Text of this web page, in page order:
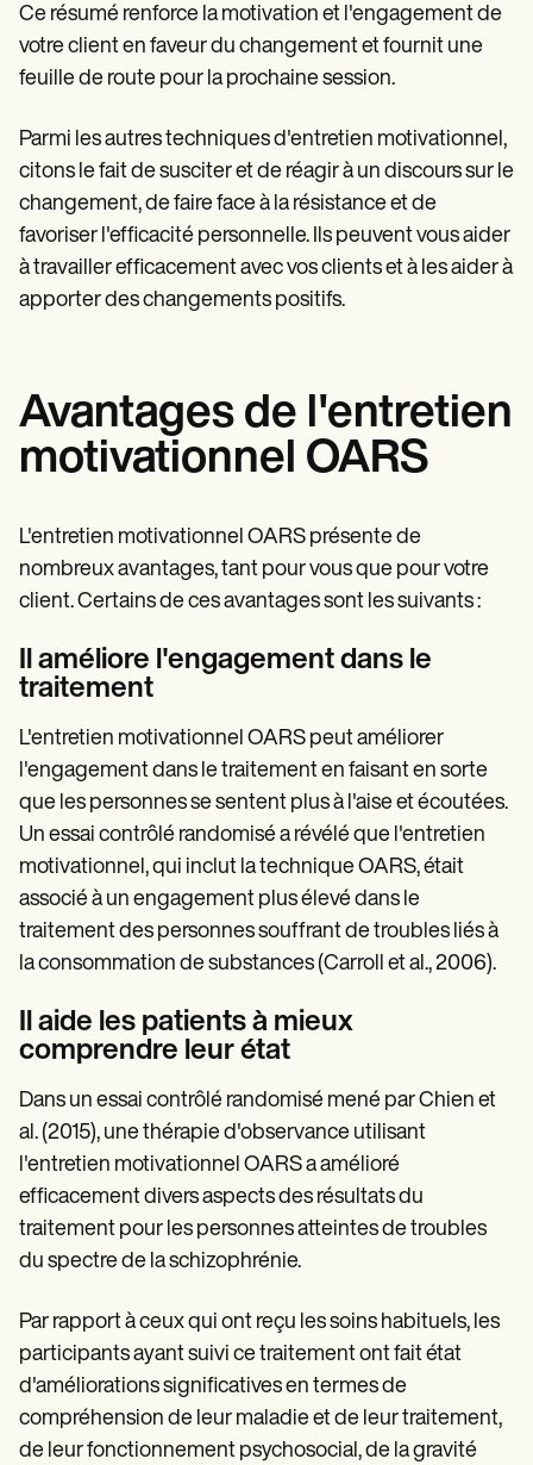
Ce résumé renforce la motivation et l'engagement de
votre client en faveur du changement et fournit une
feuille de route pour la prochaine session.
Parmi les autres techniques d'entretien motivationnel,
citons le fait de susciter et de réagir à un discours sur le
changement, de faire face à la résistance et de
favoriser l'efficacité personnelle. Ils peuvent vous aider
à travailler efficacement avec vos clients et à les aider à
apporter des changements positifs.
Avantages de l'entretien
motivationnel OARS
L'entretien motivationnel OARS présente de
nombreux avantages, tant pour vous que pour votre
client. Certains de ces avantages sont les suivants :
Il améliore l'engagement dans le
traitement
L'entretien motivationnel OARS peut améliorer
l'engagement dans le traitement en faisant en sorte
que les personnes se sentent plus à l'aise et écoutées.
Un essai contrôlé randomisé a révélé que l'entretien
motivationnel, qui inclut la technique OARS, était
associé à un engagement plus élevé dans le
traitement des personnes souffrant de troubles liés à
la consommation de substances (Carroll et al., 2006).
Il aide les patients à mieux
comprendre leur état
Dans un essai contrôlé randomisé mené par Chien et
al. (2015), une thérapie d'observance utilisant
l'entretien motivationnel OARS a amélioré
efficacement divers aspects des résultats du
traitement pour les personnes atteintes de troubles
du spectre de la schizophrénie.
Par rapport à ceux qui ont reçu les soins habituels, les
participants ayant suivi ce traitement ont fait état
d'améliorations significatives en termes de
compréhension de leur maladie et de leur traitement,
de leur fonctionnement psychosocial, de la gravité